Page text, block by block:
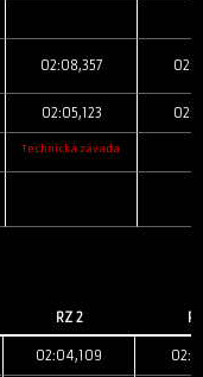
02:08,357
02:05,123
Technická závada
RZ 2
02:04,109